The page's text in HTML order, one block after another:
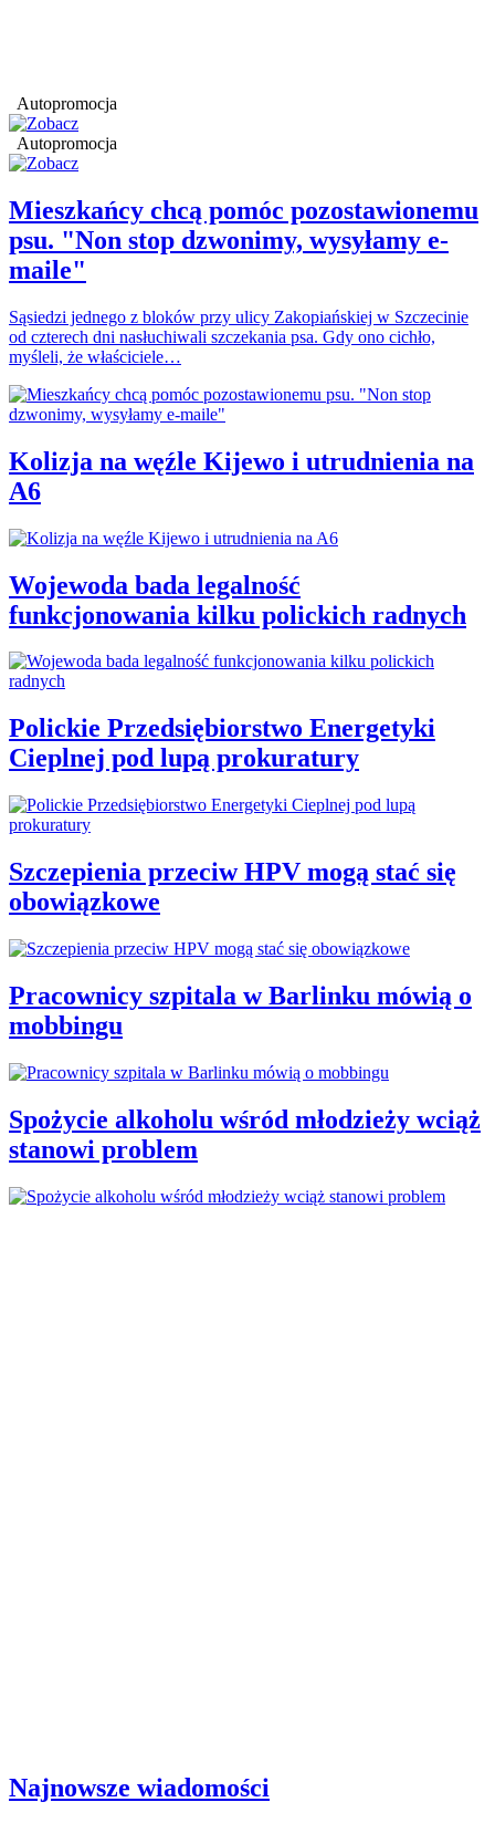
Autopromocja
Autopromocja
Mieszkańcy chcą pomóc pozostawionemu
psu. "Non stop dzwonimy, wysyłamy e-
maile"
Sąsiedzi jednego z bloków przy ulicy Zakopiańskiej w Szczecinie
od czterech dni nasłuchiwali szczekania psa. Gdy ono cichło,
myśleli, że właściciele…
Kolizja na węźle Kijewo i utrudnienia na
A6
Wojewoda bada legalność
funkcjonowania kilku polickich radnych
Polickie Przedsiębiorstwo Energetyki
Cieplnej pod lupą prokuratury
Szczepienia przeciw HPV mogą stać się
obowiązkowe
Pracownicy szpitala w Barlinku mówią o
mobbingu
Spożycie alkoholu wśród młodzieży wciąż
stanowi problem
Najnowsze wiadomości